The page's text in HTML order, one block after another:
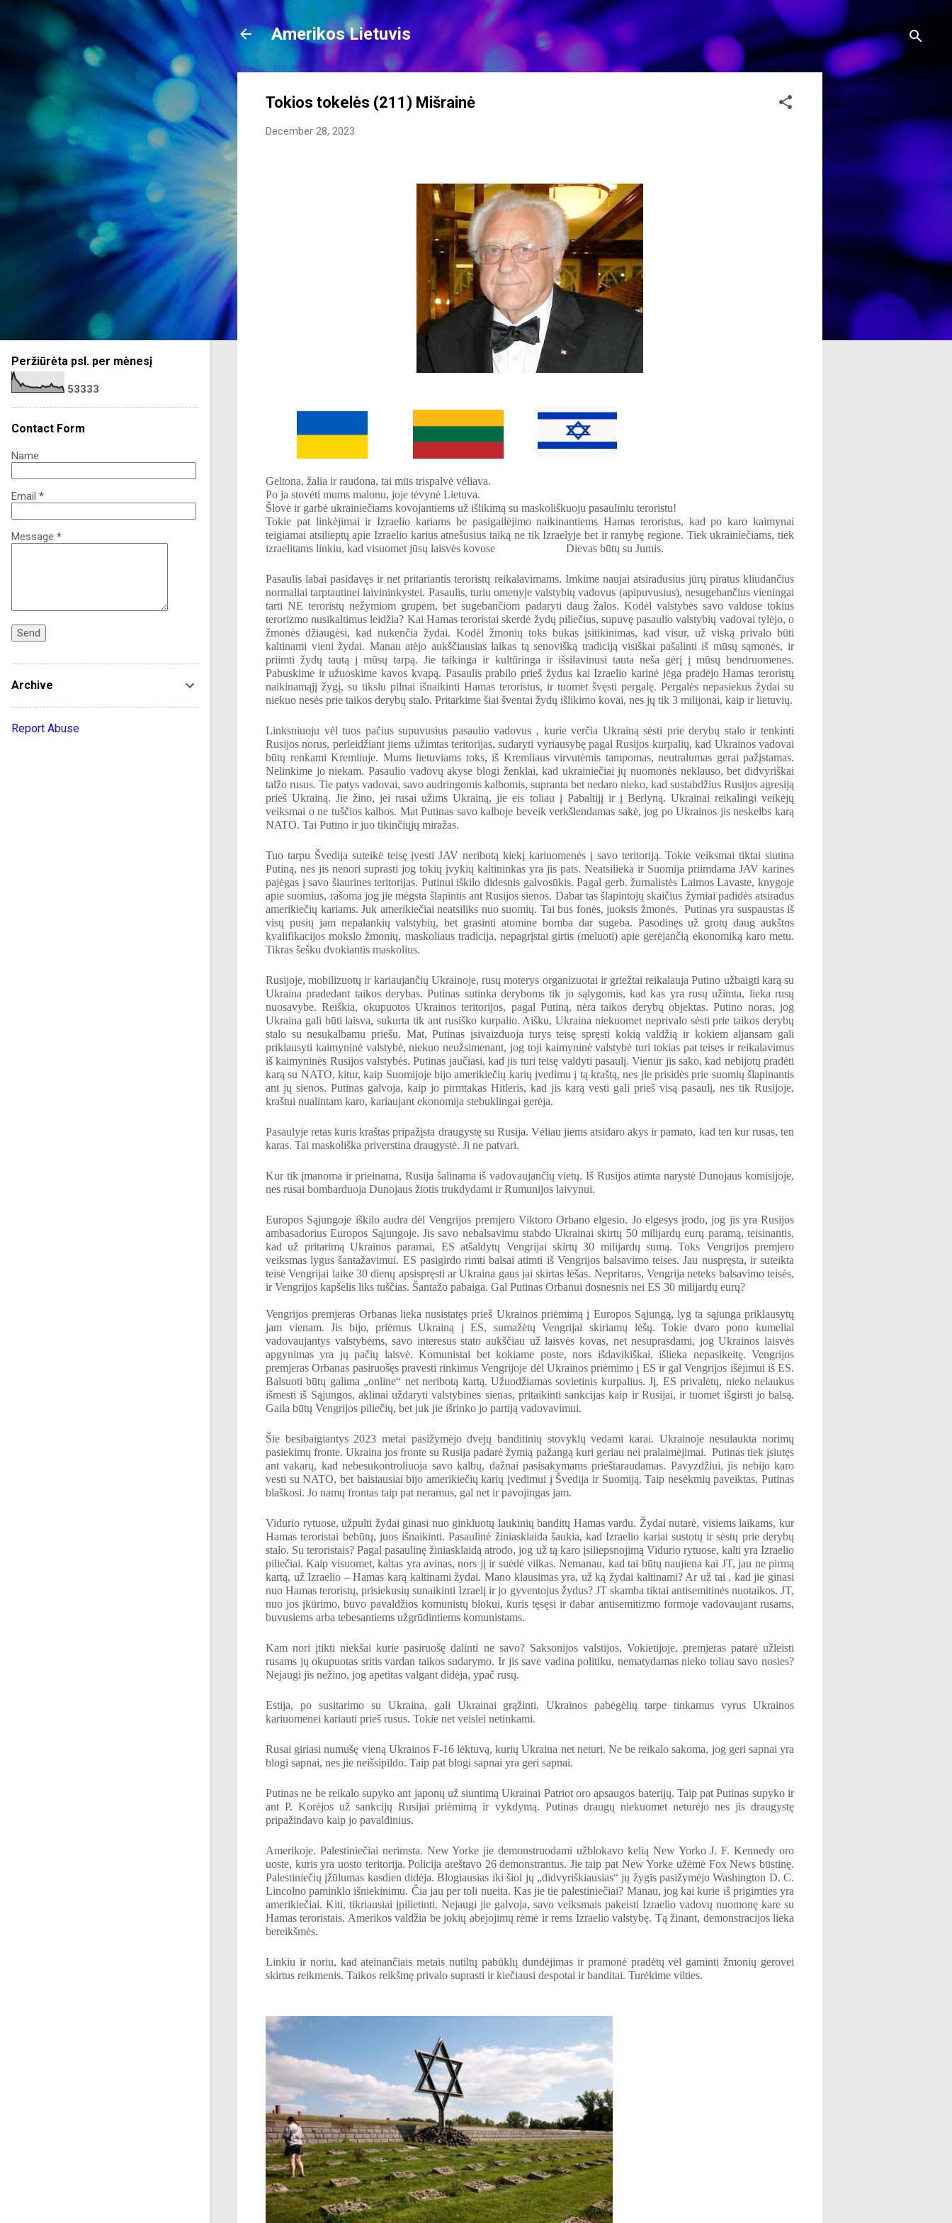
Skip to main content
Amerikos Lietuvis
Tokios tokelės (211) Mišrainė
December 28, 2023
Geltona, žalia ir raudona, tai mūs trispalvė vėliava.
Po ja stovėti mums malonu, joje tėvynė Lietuva.
Šlovė ir garbė ukrainiečiams kovojantiems už išlikimą su maskoliškuoju pasauliniu teroristu!
Tokie pat linkėjimai ir Izraelio kariams be pasigailėjimo naikinantiems Hamas teroristus, kad po karo kaimynai
teigiamai atsilieptų apie Izraelio karius atnešusius taiką ne tik Izraelyje bet ir ramybę regione. Tiek ukrainiečiams, tiek
izraelitams linkiu, kad visuomet jūsų laisvės kovose Dievas būtų su Jumis.
Pasaulis labai pasidavęs ir net pritariantis teroristų reikalavimams. Imkime naujai atsiradusius jūrų piratus kliudančius
normaliai tarptautinei laivininkystei. Pasaulis, turiu omenyje valstybių vadovus (apipuvusius), nesugebančius vieningai
tarti NE teroristų nežymiom grupėm, bet sugebančiom padaryti daug žalos. Kodėl valstybės savo valdose tokius
terorizmo nusikaltimus leidžia? Kai Hamas teroristai skerdė žydų piliečius, supuvę pasaulio valstybių vadovai tylėjo, o
žmonės džiaugėsi, kad nukenčia žydai. Kodėl žmonių toks bukas įsitikinimas, kad visur, už viską privalo būti
kaltinami vieni žydai. Manau atėjo aukščiausias laikas tą senovišką tradiciją visiškai pašalinti iš mūsų sąmonės, ir
priimti žydų tautą į mūsų tarpą. Jie taikinga ir kultūringa ir išsilavinusi tauta neša gėrį į mūsų bendruomenes.
Pabuskime ir užuoskime kavos kvapą. Pasaulis prabilo prieš žydus kai Izraelio karinė jėga pradėjo Hamas teroristų
naikinamąjį žygį, su tikslu pilnai išnaikinti Hamas teroristus, ir tuomet švęsti pergalę. Pergalės nepasiekus žydai su
niekuo nesės prie taikos derybų stalo. Pritarkime šiai šventai žydų išlikimo kovai, nes jų tik 3 milijonai, kaip ir lietuvių.
Linksniuoju vėl tuos pačius supuvusius pasaulio vadovus , kurie verčia Ukrainą sėsti prie derybų stalo ir tenkinti
Rusijos norus, perleidžiant jiems užimtas teritorijas, sudaryti vyriausybę pagal Rusijos kurpalių, kad Ukrainos vadovai
būtų renkami Kremliuje. Mums lietuviams toks, iš Kremliaus virvutėmis tampomas, neutralumas gerai pažįstamas.
Nelinkime jo niekam. Pasaulio vadovų akyse blogi ženklai, kad ukrainiečiai jų nuomonės neklauso, bet didvyriškai
talžo rusus. Tie patys vadovai, savo audringomis kalbomis, supranta bet nedaro nieko, kad sustabdžius Rusijos agresiją
prieš Ukrainą. Jie žino, jei rusai užims Ukrainą, jie eis toliau į Pabaltijį ir į Berlyną. Ukrainai reikalingi veikėjų
veiksmai o ne tuščios kalbos. Mat Putinas savo kalboje beveik verkšlendamas sakė, jog po Ukrainos jis neskelbs karą
NATO. Tai Putino ir juo tikinčiųjų miražas.
Tuo tarpu Švedija suteikė teisę įvesti JAV neribotą kiekį kariuomenės į savo teritoriją. Tokie veiksmai tiktai siutina
Putiną, nes jis nenori suprasti jog tokių įvykių kaltininkas yra jis pats. Neatsilieka ir Suomija priimdama JAV karines
pajėgas į savo šiaurines teritorijas. Putinui iškilo didesnis galvosūkis. Pagal gerb. žurnalistės Laimos Lavaste, knygoje
apie suomius, rašoma jog jie mėgsta šlapintis ant Rusijos sienos. Dabar tas šlapintojų skaičius žymiai padidės atsiradus
amerikiečių kariams. Juk amerikiečiai neatsiliks nuo suomių. Tai bus fonės, juoksis žmonės. Putinas yra suspaustas iš
visų pusių jam nepalankių valstybių, bet grasinti atomine bomba dar sugeba. Pasodinęs už grotų daug aukštos
kvalifikacijos mokslo žmonių, maskoliaus tradicija, nepagrįstai girtis (meluoti) apie gerėjančią ekonomiką karo metu.
Tikras šešku dvokiantis maskolius.
Rusijoje, mobilizuotų ir kariaujančių Ukrainoje, rusų moterys organizuotai ir griežtai reikalauja Putino užbaigti karą su
Ukraina pradedant taikos derybas. Putinas sutinka deryboms tik jo sąlygomis, kad kas yra rusų užimta, lieka rusų
nuosavybe. Reiškia, okupuotos Ukrainos teritorijos, pagal Putiną, nėra taikos derybų objektas. Putino noras, jog
Ukraina gali būti laisva, sukurta tik ant rusiško kurpalio. Aišku, Ukraina niekuomet neprivalo sėsti prie taikos derybų
stalo su nesukalbamu priešu. Mat, Putinas įsivaizduoja turys teisę spręsti kokią valdžią ir kokiem aljansam gali
priklausyti kaimyninė valstybė, niekuo neužsimenant, jog toji kaimyninė valstybė turi tokias pat teises ir reikalavimus
iš kaimyninės Rusijos valstybės. Putinas jaučiasi, kad jis turi teisę valdyti pasaulį. Vienur jis sako, kad nebijotų pradėti
karą su NATO, kitur, kaip Suomijoje bijo amerikiečių karių įvedimu į tą kraštą, nes jie prisidės prie suomių šlapinantis
ant jų sienos. Putinas galvoja, kaip jo pirmtakas Hitleris, kad jis karą vesti gali prieš visą pasaulį, nes tik Rusijoje,
kraštui nualintam karo, kariaujant ekonomija stebuklingai gerėja.
Pasaulyje retas kuris kraštas pripažįsta draugystę su Rusija. Vėliau jiems atsidaro akys ir pamato, kad ten kur rusas, ten
karas. Tai maskoliška priverstina draugystė. Ji ne patvari.
Kur tik įmanoma ir prieinama, Rusija šalinama iš vadovaujančių vietų. Iš Rusijos atimta narystė Dunojaus komisijoje,
nes rusai bombarduoja Dunojaus žiotis trukdydami ir Rumunijos laivynui.
Europos Sąjungoje iškilo audra dėl Vengrijos premjero Viktoro Orbano elgesio. Jo elgesys įrodo, jog jis yra Rusijos
ambasadorius Europos Sąjungoje. Jis savo nebalsavimu stabdo Ukrainai skirtų 50 milijardų eurų paramą, teisinantis,
kad už pritarimą Ukrainos paramai, ES atšaldytų Vengrijai skirtų 30 milijardų sumą. Toks Vengrijos premjero
veiksmas lygus šantažavimui. ES pasigirdo rimti balsai atimti iš Vengrijos balsavimo teises. Jau nuspręsta, ir suteikta
teisė Vengrijai laike 30 dienų apsispręsti ar Ukraina gaus jai skirtas lėšas. Nepritarus, Vengrija neteks balsavimo teisės,
ir Vengrijos kapšelis liks tuščias. Šantažo pabaiga. Gal Putinas Orbanui dosnesnis nei ES 30 milijardų eurų?
Vengrijos premjeras Orbanas lieka nusistatęs prieš Ukrainos priėmimą į Europos Sąjungą, lyg ta sąjunga priklausytų
jam vienam. Jis bijo, priėmus Ukrainą į ES, sumažėtų Vengrijai skiriamų lėšų. Tokie dvaro pono kumeliai
vadovaujantys valstybėms, savo interesus stato aukščiau už laisvės kovas, net nesuprasdami, jog Ukrainos laisvės
apgynimas yra jų pačių laisvė. Komunistai bet kokiame poste, nors išdavikiškai, išlieka nepasikeitę. Vengrijos
premjeras Orbanas pasiruošęs pravesti rinkimus Vengrijoje dėl Ukrainos priėmimo į ES ir gal Vengrijos išėjimui iš ES.
Balsuoti būtų galima „online“ net neribotą kartą. Užuodžiamas sovietinis kurpalius. Jį, ES privalėtų, nieko nelaukus
išmesti iš Sąjungos, aklinai uždaryti valstybines sienas, pritaikinti sankcijas kaip ir Rusijai, ir tuomet išgirsti jo balsą.
Gaila būtų Vengrijos piliečių, bet juk jie išrinko jo partiją vadovavimui.
Šie besibaigiantys 2023 metai pasižymėjo dvejų banditinių stovyklų vedami karai. Ukrainoje nesulaukta norimų
pasiekimų fronte. Ukraina jos fronte su Rusija padarė žymią pažangą kuri geriau nei pralaimėjimai. Putinas tiek įsiutęs
ant vakarų, kad nebesukontroliuoja savo kalbų, dažnai pasisakymams prieštaraudamas. Pavyzdžiui, jis nebijo karo
vesti su NATO, bet baisiausiai bijo amerikiečių karių įvedimui į Švedija ir Suomiją. Taip nesėkmių paveiktas, Putinas
blaškosi. Jo namų frontas taip pat neramus, gal net ir pavojingas jam.
Vidurio rytuose, užpulti žydai ginasi nuo ginkluotų laukinių banditų Hamas vardu. Žydai nutarė, visiems laikams, kur
Hamas teroristai bebūtų, juos išnaikinti. Pasaulinė žiniasklaida šaukia, kad Izraelio kariai sustotų ir sėstų prie derybų
stalo. Su teroristais? Pagal pasaulinę žiniasklaidą atrodo, jog už tą karo įsiliepsnojimą Vidurio rytuose, kalti yra Izraelio
piliečiai. Kaip visuomet, kaltas yra avinas, nors jį ir suėdė vilkas. Nemanau, kad tai būtų naujiena kai JT, jau ne pirmą
kartą, už Izraelio – Hamas karą kaltinami žydai. Mano klausimas yra, už ką žydai kaltinami? Ar už tai , kad jie ginasi
nuo Hamas teroristų, prisiekusių sunaikinti Izraelį ir jo gyventojus žydus? JT skamba tiktai antisemitinės nuotaikos. JT,
nuo jos įkūrimo, buvo pavaldžios komunistų blokui, kuris tęsęsi ir dabar antisemitizmo formoje vadovaujant rusams,
buvusiems arba tebesantiems užgrūdintiems komunistams.
Kam nori įtikti niekšai kurie pasiruošę dalinti ne savo? Saksonijos valstijos, Vokietijoje, premjeras patarė užleisti
rusams jų okupuotas sritis vardan taikos sudarymo. Ir jis save vadina politiku, nematydamas nieko toliau savo nosies?
Nejaugi jis nežino, jog apetitas valgant didėja, ypač rusų.
Estija, po susitarimo su Ukraina, gali Ukrainai grąžinti, Ukrainos pabėgėlių tarpe tinkamus vyrus Ukrainos
kariuomenei kariauti prieš rusus. Tokie net veislei netinkami.
Rusai giriasi numušę vieną Ukrainos F-16 lėktuvą, kurių Ukraina net neturi. Ne be reikalo sakoma, jog geri sapnai yra
blogi sapnai, nes jie neišsipildo. Taip pat blogi sapnai yra geri sapnai.
Putinas ne be reikalo supyko ant japonų už siuntimą Ukrainai Patriot oro apsaugos baterijų. Taip pat Putinas supyko ir
ant P. Korėjos už sankcijų Rusijai priėmimą ir vykdymą. Putinas draugų niekuomet neturėjo nes jis draugystę
pripažindavo kaip jo pavaldinius.
Amerikoje. Palestiniečiai nerimsta. New Yorke jie demonstruodami užblokavo kelią New Yorko J. F. Kennedy oro
uoste, kuris yra uosto teritorija. Policija areštavo 26 demonstrantus. Jie taip pat New Yorke užėmė Fox News būstinę.
Palestiniečių įžūlumas kasdien didėja. Blogiausias iki šiol jų „didvyriškiausias“ jų žygis pasižymėjo Washington D. C.
Lincolno paminklo išniekinimu. Čia jau per toli nueita. Kas jie tie palestiniečiai? Manau, jog kai kurie iš prigimties yra
amerikiečiai. Kiti, tikriausiai įpilietinti. Nejaugi jie galvoja, savo veiksmais pakeisti Izraelio vadovų nuomonę kare su
Hamas teroristais. Amerikos valdžia be jokių abejojimų rėmė ir rems Izraelio valstybę. Tą žinant, demonstracijos lieka
bereikšmės.
Linkiu ir noriu, kad ateinančiais metais nutiltų pabūklų dundėjimas ir pramonė pradėtų vėl gaminti žmonių gerovei
skirtus reikmenis. Taikos reikšmę privalo suprasti ir kiečiausi despotai ir banditai. Turėkime vilties.
Peržiūrėta psl. per mėnesį
53333
Contact Form
Name
Email *
Message *
Archive
Report Abuse